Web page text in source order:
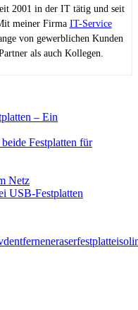
2001 in der IT tätig und seit
meiner Firma IT-Service
von gewerblichen Kunden
als auch Kollegen.
– Ein
Festplatten für
Netz
USB-Festplatten
entferneneraserfestplatteiso